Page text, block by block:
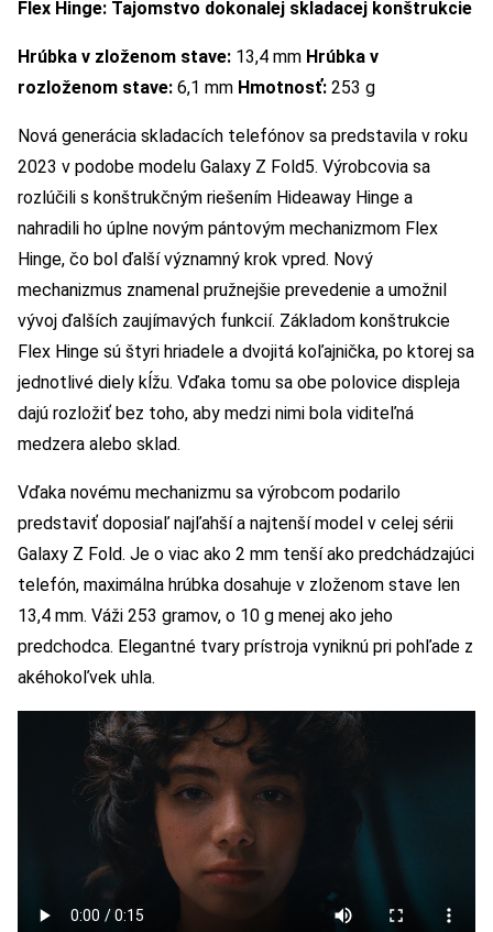
Flex Hinge: Tajomstvo dokonalej skladacej konštrukcie
Hrúbka v zloženom stave: 13,4 mm Hrúbka v
rozloženom stave: 6,1 mm Hmotnosť: 253 g
Nová generácia skladacích telefónov sa predstavila v roku
2023 v podobe modelu Galaxy Z Fold5. Výrobcovia sa
rozlúčili s konštrukčným riešením Hideaway Hinge a
nahradili ho úplne novým pántovým mechanizmom Flex
Hinge, čo bol ďalší významný krok vpred. Nový
mechanizmus znamenal pružnejšie prevedenie a umožnil
vývoj ďalších zaujímavých funkcií. Základom konštrukcie
Flex Hinge sú štyri hriadele a dvojitá koľajnička, po ktorej sa
jednotlivé diely kĺžu. Vďaka tomu sa obe polovice displeja
dajú rozložiť bez toho, aby medzi nimi bola viditeľná
medzera alebo sklad.
Vďaka novému mechanizmu sa výrobcom podarilo
predstaviť doposiaľ najľahší a najtenší model v celej sérii
Galaxy Z Fold. Je o viac ako 2 mm tenší ako predchádzajúci
telefón, maximálna hrúbka dosahuje v zloženom stave len
13,4 mm. Váži 253 gramov, o 10 g menej ako jeho
predchodca. Elegantné tvary prístroja vyniknú pri pohľade z
akéhokoľvek uhla.